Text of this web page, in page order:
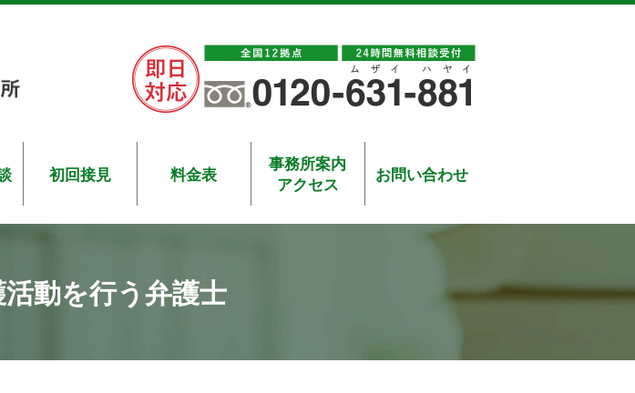
初回接見 料金表
事務所案内
アクセス
お問い合わせ
動を行う弁護士